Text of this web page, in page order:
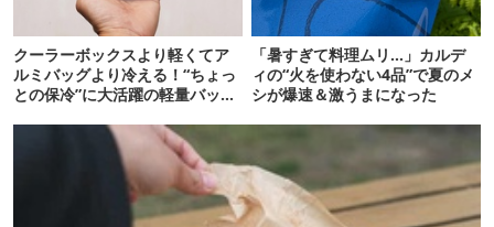
クーラーボックスより軽くてア
ルミバッグより冷える！“ちょっ
との保冷”に大活躍の軽量バッグ
「暑すぎて料理ムリ…」カルデ
ィの“火を使わない4品”で夏のメ
シが爆速＆激うまになった